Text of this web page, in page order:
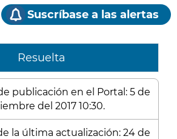
Suscríbase a las alertas
Resuelta
publicación en el Portal: 5 de
del 2017 10:30.
la última actualización: 24 de